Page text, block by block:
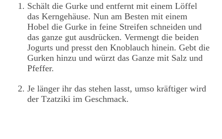
Schält die Gurke und entfernt mit einem Löffel
das Kerngehäuse. Nun am Besten mit einem
Hobel die Gurke in feine Streifen schneiden und
das ganze gut ausdrücken. Vermengt die beiden
Jogurts und presst den Knoblauch hinein. Gebt die
Gurken hinzu und würzt das Ganze mit Salz und
Pfeffer.
Je länger ihr das stehen lasst, umso kräftiger wird
der Tzatziki im Geschmack.